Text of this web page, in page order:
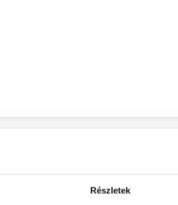
Részletek